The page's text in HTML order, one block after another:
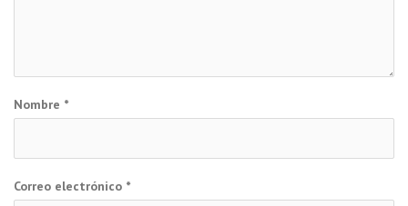
Nombre *
Correo electrónico *